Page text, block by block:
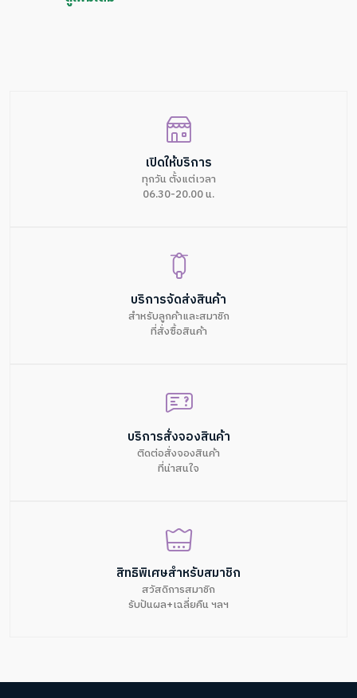
เปิดให้บริการ
ทุกวัน ตั้งแต่เวลา
06.30-20.00 น.
บริการจัดส่งสินค้า
สำหรับลูกค้าและสมาชิก
ที่สั่งซื้อสินค้า
บริการสั่งจองสินค้า
ติดต่อสั่งจองสินค้า
ที่น่าสนใจ
สิทธิพิเศษสำหรับสมาชิก
สวัสดิการสมาชิก
รับปันผล+เฉลี่ยคืน ฯลฯ